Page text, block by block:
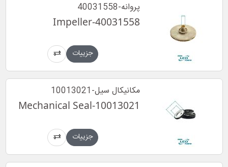
پروانه-40031558
Impeller-40031558
جزییات
مکانیکال سیل-10013021
Mechanical Seal-10013021
جزییات